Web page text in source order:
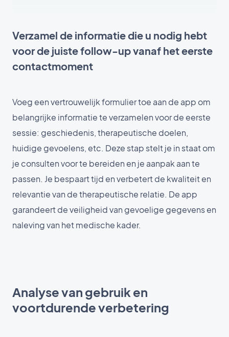
Verzamel de informatie die u nodig hebt
voor de juiste follow-up vanaf het eerste
contactmoment
Voeg een vertrouwelijk formulier toe aan de app om
belangrijke informatie te verzamelen voor de eerste
sessie: geschiedenis, therapeutische doelen,
huidige gevoelens, etc. Deze stap stelt je in staat om
je consulten voor te bereiden en je aanpak aan te
passen. Je bespaart tijd en verbetert de kwaliteit en
relevantie van de therapeutische relatie. De app
garandeert de veiligheid van gevoelige gegevens en
naleving van het medische kader.
Analyse van gebruik en
voortdurende verbetering